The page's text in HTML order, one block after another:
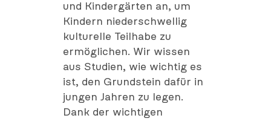
und Kindergärten an, um
Kindern niederschwellig
kulturelle Teilhabe zu
ermöglichen. Wir wissen
aus Studien, wie wichtig es
ist, den Grundstein dafür in
jungen Jahren zu legen.
Dank der wichtigen